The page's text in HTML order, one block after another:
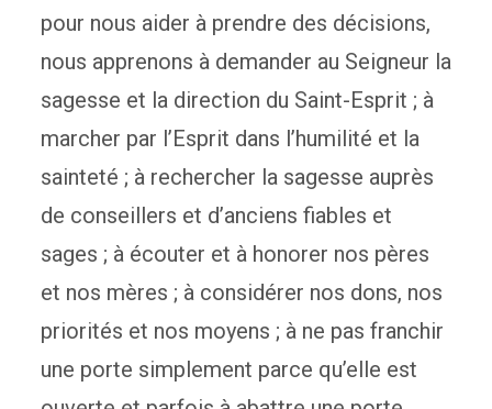
pour nous aider à prendre des décisions,
nous apprenons à demander au Seigneur la
sagesse et la direction du Saint-Esprit ; à
marcher par l’Esprit dans l’humilité et la
sainteté ; à rechercher la sagesse auprès
de conseillers et d’anciens fiables et
sages ; à écouter et à honorer nos pères
et nos mères ; à considérer nos dons, nos
priorités et nos moyens ; à ne pas franchir
une porte simplement parce qu’elle est